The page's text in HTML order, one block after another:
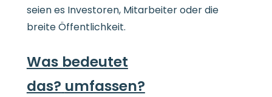
seien es Investoren, Mitarbeiter oder die
breite Öffentlichkeit.
Was bedeutet
das? umfassen?